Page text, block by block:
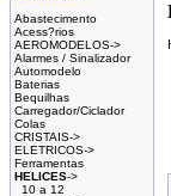
Abastecimento
Acess?rios
AEROMODELOS->
Alarmes / Sinalizador
Automodelo
Baterias
Bequilhas
Carregador/Ciclador
Colas
CRISTAIS->
ELETRICOS->
Ferramentas
HELICES->
10 a 12